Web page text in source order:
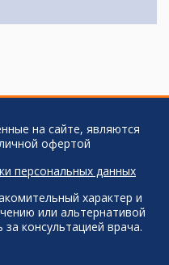
на сайте, являются
офертой
персональных данных
характер и
или альтернативой
консультацией врача.